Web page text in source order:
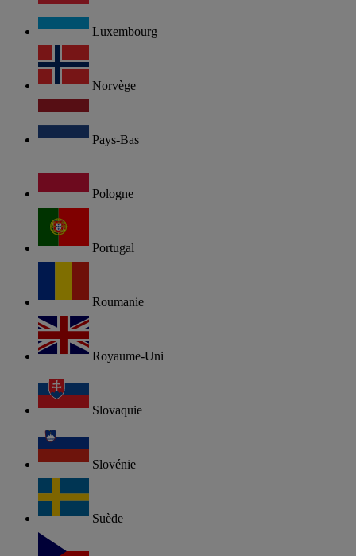
Luxembourg
Norvège
Pays-Bas
Pologne
Portugal
Roumanie
Royaume-Uni
Slovaquie
Slovénie
Suède